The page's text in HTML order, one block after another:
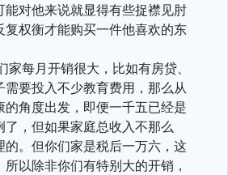
能对他来说就显得有些捉襟见肘
复权衡才能购买一件他喜欢的东
家每月开销很大，比如有房贷、
需要投入不少教育费用，那么从
的角度出发，即便一千五已经是
了，但如果家庭总收入不那么
的。但你们家是税后一万六，这
以除非你们有特别大的开销，